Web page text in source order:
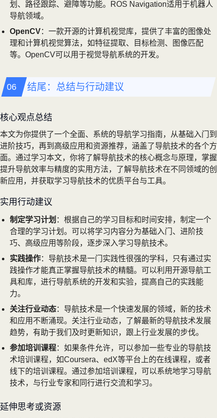
划、路径跟踪、避障等功能。ROS Navigation适用于机器人
导航领域。
OpenCV：一款开源的计算机视觉库，提供了丰富的图像处
理和计算机视觉算法，如特征提取、目标检测、图像匹配
等。OpenCV可以用于视觉导航系统的开发。
结尾：总结与行动建议
核心观点总结
本文为你提供了一个全面、系统的导航学习指南，从基础入门到
进阶技巧，再到高级应用和资源推荐，涵盖了导航技术的各个方
面。通过学习本文，你将了解导航技术的核心概念与原理，掌握
提升导航效率与精度的实用方法，了解导航技术在不同领域的创
新应用，并获取学习导航技术的优质平台与工具。
实用行动建议
制定学习计划 ：根据自己的学习目标和时间安排，制定一个
合理的学习计划。可以将学习内容分为基础入门、进阶技
巧、高级应用等阶段，逐步深入学习导航技术。
实践操作：导航技术是一门实践性很强的学科，只有通过实
践操作才能真正掌握导航技术的精髓。可以利用开源导航工
具和库，进行导航系统的开发和实验，提高自己的实践能
力。
关注行业动态：导航技术是一个快速发展的领域，新的技术
和应用不断涌现。关注行业动态，了解最新的导航技术发展
趋势，有助于我们及时更新知识，跟上行业发展的步伐。
参加培训课程：如果条件允许，可以参加一些专业的导航技
术培训课程，如Coursera、edX等平台上的在线课程，或者
线下的培训课程。通过参加培训课程，可以系统地学习导航
技术，与行业专家和同行进行交流和学习。
延伸思考或资源